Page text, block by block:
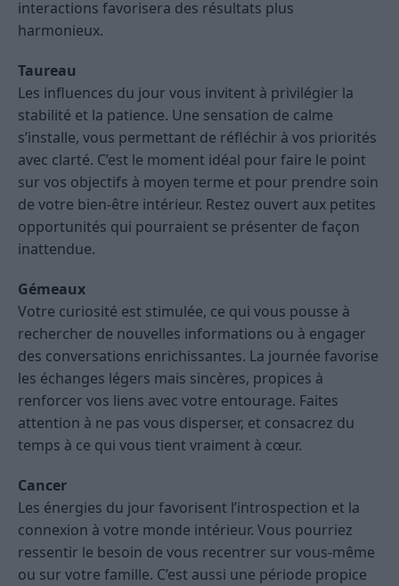
interactions favorisera des résultats plus
harmonieux.
Taureau
Les influences du jour vous invitent à privilégier la
stabilité et la patience. Une sensation de calme
s’installe, vous permettant de réfléchir à vos priorités
avec clarté. C’est le moment idéal pour faire le point
sur vos objectifs à moyen terme et pour prendre soin
de votre bien-être intérieur. Restez ouvert aux petites
opportunités qui pourraient se présenter de façon
inattendue.
Gémeaux
Votre curiosité est stimulée, ce qui vous pousse à
rechercher de nouvelles informations ou à engager
des conversations enrichissantes. La journée favorise
les échanges légers mais sincères, propices à
renforcer vos liens avec votre entourage. Faites
attention à ne pas vous disperser, et consacrez du
temps à ce qui vous tient vraiment à cœur.
Cancer
Les énergies du jour favorisent l’introspection et la
connexion à votre monde intérieur. Vous pourriez
ressentir le besoin de vous recentrer sur vous-même
ou sur votre famille. C’est aussi une période propice